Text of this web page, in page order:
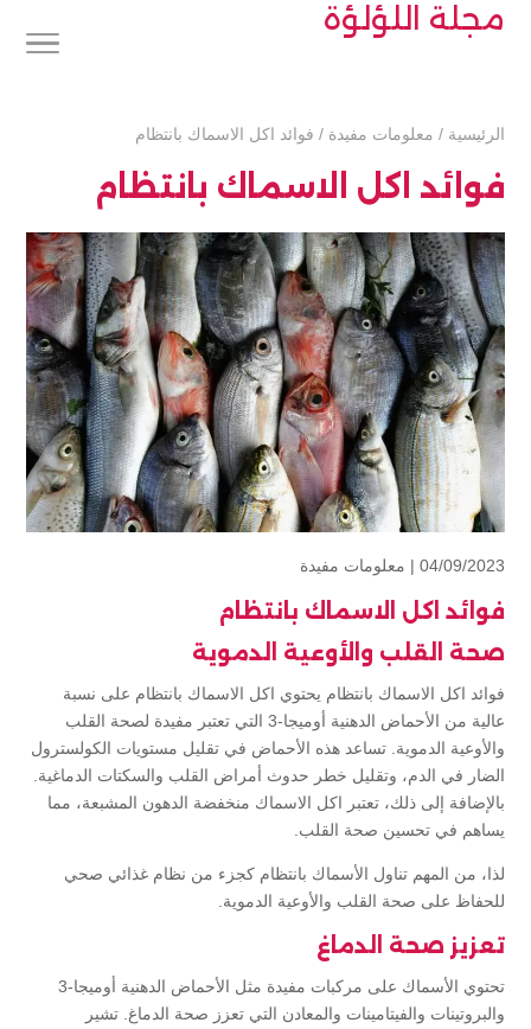
مجلة اللؤلؤة
الرئيسية / معلومات مفيدة / فوائد اكل الاسماك بانتظام
فوائد اكل الاسماك بانتظام
04/09/2023 | معلومات مفيدة
فوائد اكل الاسماك بانتظام
صحة القلب والأوعية الدموية
فوائد اكل الاسماك بانتظام يحتوي اكل الاسماك بانتظام على نسبة
عالية من الأحماض الدهنية أوميجا-3 التي تعتبر مفيدة لصحة القلب
والأوعية الدموية. تساعد هذه الأحماض في تقليل مستويات الكولسترول
الضار في الدم، وتقليل خطر حدوث أمراض القلب والسكتات الدماغية.
بالإضافة إلى ذلك، تعتبر اكل الاسماك منخفضة الدهون المشبعة، مما
يساهم في تحسين صحة القلب.
لذا، من المهم تناول الأسماك بانتظام كجزء من نظام غذائي صحي
للحفاظ على صحة القلب والأوعية الدموية.
تعزيز صحة الدماغ
تحتوي الأسماك على مركبات مفيدة مثل الأحماض الدهنية أوميجا-3
والبروتينات والفيتامينات والمعادن التي تعزز صحة الدماغ. تشير